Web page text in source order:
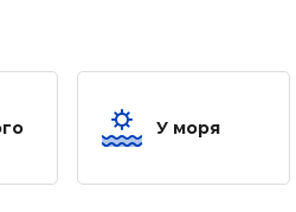
У моря